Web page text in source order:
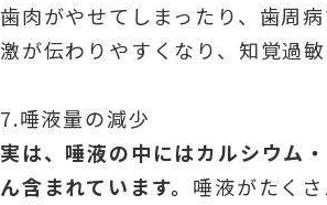
歯肉がやせてしまったり、歯周
激が伝わりやすくなり、知覚過
7.唾液量の減少
実は、唾液の中にはカルシウム
ん含まれています。 唾液がたく